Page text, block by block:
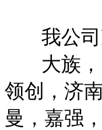
我公司
大族，
领创，济
曼，嘉强